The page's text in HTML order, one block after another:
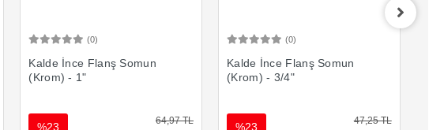
(0)
Kalde İnce Flanş Somun
(Krom) - 1"
64,97 TL
%23
(0)
Kalde İnce Flanş Somun
(Krom) - 3/4"
47,25 TL
%23